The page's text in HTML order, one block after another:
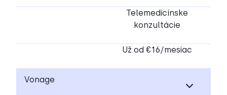
Telemedicínske
konzultácie
Už od €16/mesiac
Vonage